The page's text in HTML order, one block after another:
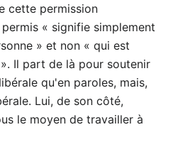
cette permission
« signifie simplement
» et non « qui est
Il part de là pour soutenir
qu'en paroles, mais,
Lui, de son côté,
le moyen de travailler à